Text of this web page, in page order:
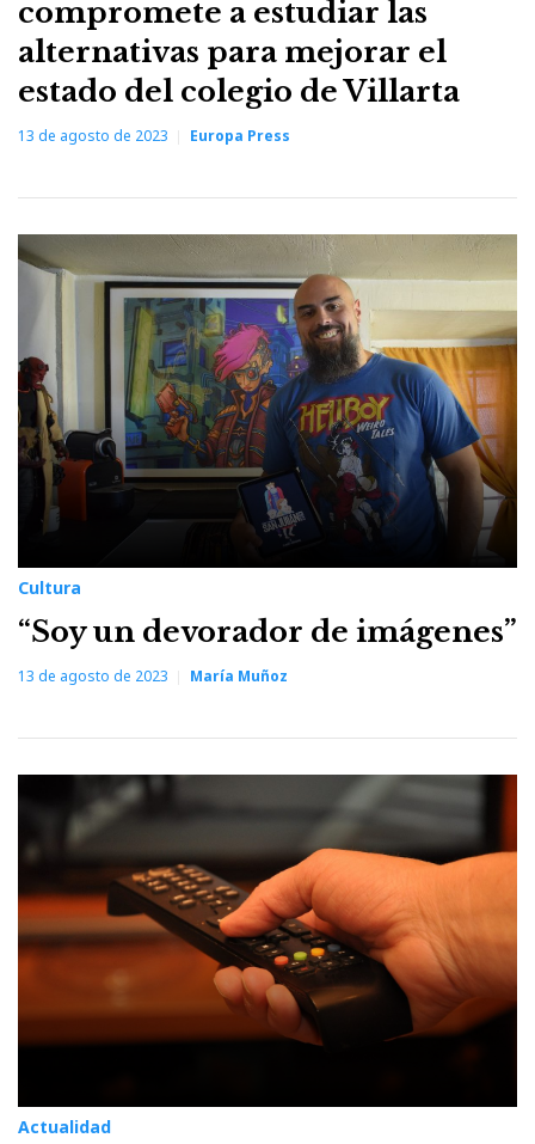
compromete a estudiar las
alternativas para mejorar el
estado del colegio de Villarta
13 de agosto de 2023 Europa Press
Cultura
“Soy un devorador de imágenes”
13 de agosto de 2023 María Muñoz
Actualidad